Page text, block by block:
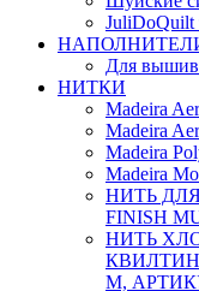
JuliDoQuilt
Для
НИТКИ
Madeira
Madeira
Madeira
Мadeira
НИТЬ
FINISH
НИТЬ
М,